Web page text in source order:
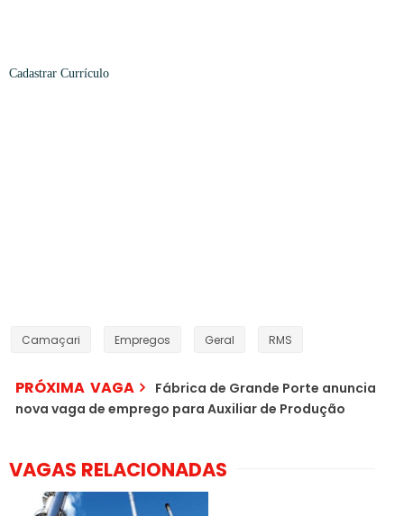
Cadastrar Currículo
Camaçari Empregos Geral RMS
PRÓXIMA VAGA
Fábrica de Grande Porte anuncia
nova vaga de emprego para Auxiliar de Produção
VAGAS RELACIONADAS